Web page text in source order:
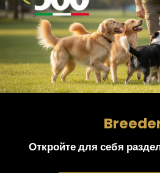
Откройте для себя